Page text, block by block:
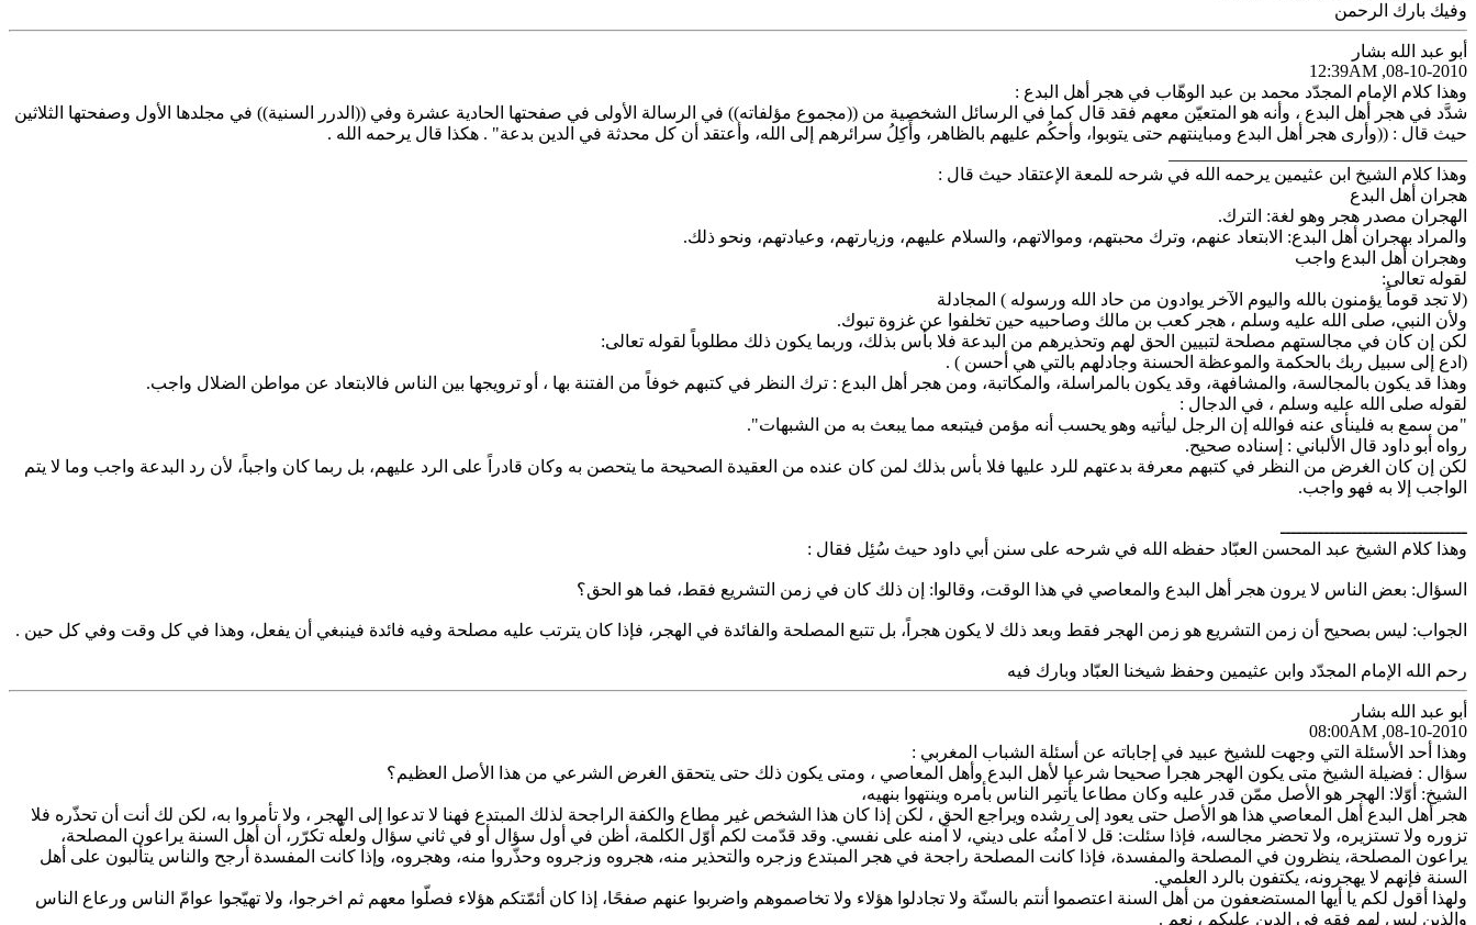
وفيك بارك الرحمن
أبو عبد الله بشار
08-10-2010, 12:39AM
وهذا كلام الإمام المجدّد محمد بن عبد الوهّاب في هجر أهل البدع :
شدَّد في هجر أهل البدع ، وأنه هو المتعيّن معهم فقد قال كما في الرسائل الشخصية من ((مجموع مؤلفاته)) في الرسالة الأولى في صفحتها الحادية عشرة وفي ((الدرر السنية)) في مجلدها الأول وصفحتها الثلاثين
حيث قال : ((وأرى هجر أهل البدع ومباينتهم حتى يتوبوا، وأحكُم عليهم بالظاهر، وأَكِلُ سرائرهم إلى الله، وأعتقد أن كل محدثة في الدين بدعة" . هكذا قال يرحمه الله .
وهذا كلام الشيخ ابن عثيمين يرحمه الله في شرحه للمعة الإعتقاد حيث قال :
هجران أهل البدع
الهجران مصدر هجر وهو لغة: الترك.
والمراد بهجران أهل البدع: الابتعاد عنهم، وترك محبتهم، وموالاتهم، والسلام عليهم، وزيارتهم، وعيادتهم، ونحو ذلك.
وهجران أهل البدع واجب
لقوله تعالى:
(لا تجد قوماً يؤمنون بالله واليوم الآخر يوادون من حاد الله ورسوله ) المجادلة
ولأن النبي، صلى الله عليه وسلم ، هجر كعب بن مالك وصاحبيه حين تخلفوا عن غزوة تبوك.
لكن إن كان في مجالستهم مصلحة لتبيين الحق لهم وتحذيرهم من البدعة فلا بأس بذلك، وربما يكون ذلك مطلوباً لقوله تعالى:
(ادع إلى سبيل ربك بالحكمة والموعظة الحسنة وجادلهم بالتي هي أحسن ) .
وهذا قد يكون بالمجالسة، والمشافهة، وقد يكون بالمراسلة، والمكاتبة، ومن هجر أهل البدع : ترك النظر في كتبهم خوفاً من الفتنة بها ، أو ترويجها بين الناس فالابتعاد عن مواطن الضلال واجب.
لقوله صلى الله عليه وسلم ، في الدجال :
"من سمع به فلينأى عنه فوالله إن الرجل ليأتيه وهو يحسب أنه مؤمن فيتبعه مما يبعث به من الشبهات".
رواه أبو داود قال الألباني : إسناده صحيح.
لكن إن كان الغرض من النظر في كتبهم معرفة بدعتهم للرد عليها فلا بأس بذلك لمن كان عنده من العقيدة الصحيحة ما يتحصن به وكان قادراً على الرد عليهم، بل ربما كان واجباً، لأن رد البدعة واجب وما لا يتم
الواجب إلا به فهو واجب.
ــــــــــــــــــــــــــــــــــ
وهذا كلام الشيخ عبد المحسن العبّاد حفظه الله في شرحه على سنن أبي داود حيث سُئِل فقال :
السؤال: بعض الناس لا يرون هجر أهل البدع والمعاصي في هذا الوقت، وقالوا: إن ذلك كان في زمن التشريع فقط، فما هو الحق؟
الجواب: ليس بصحيح أن زمن التشريع هو زمن الهجر فقط وبعد ذلك لا يكون هجراً، بل تتبع المصلحة والفائدة في الهجر، فإذا كان يترتب عليه مصلحة وفيه فائدة فينبغي أن يفعل، وهذا في كل وقت وفي كل حين .
رحم الله الإمام المجدّد وابن عثيمين وحفظ شيخنا العبّاد وبارك فيه
أبو عبد الله بشار
08-10-2010, 08:00AM
وهذا أحد الأسئلة التي وجهت للشيخ عبيد في إجاباته عن أسئلة الشباب المغربي :
سؤال : فضيلة الشيخ متى يكون الهجر هجرا صحيحا شرعيا لأهل البدع وأهل المعاصي ، ومتى يكون ذلك حتى يتحقق الغرض الشرعي من هذا الأصل العظيم؟
الشيخ: أوّلا: الهجر هو الأصل ممّن قدر عليه وكان مطاعا يأتمِر الناس بأمره وينتهوا بنهيه،
هجر أهل البدع أهل المعاصي هذا هو الأصل حتى يعود إلى رشده ويراجع الحق ، لكن إذا كان هذا الشخص غير مطاع والكفة الراجحة لذلك المبتدع فهنا لا تدعوا إلى الهجر ، ولا تأمروا به، لكن لك أنت أن تحذّره فلا
تزوره ولا تستزيره، ولا تحضر مجالسه، فإذا سئلت: قل لا آمنُه على ديني، لا آمنه على نفسي. وقد قدّمت لكم أوّل الكلمة، أظن في أول سؤال أو في ثاني سؤال ولعلّه تكرّر، أن أهل السنة يراعون المصلحة،
يراعون المصلحة، ينظرون في المصلحة والمفسدة، فإذا كانت المصلحة راجحة في هجر المبتدع وزجره والتحذير منه، هجروه وزجروه وحذّروا منه، وهجروه، وإذا كانت المفسدة أرجح والناس يتألبون على أهل
السنة فإنهم لا يهجرونه، يكتفون بالرد العلمي.
ولهذا أقول لكم يا أيها المستضعفون من أهل السنة اعتصموا أنتم بالسنّة ولا تجادلوا هؤلاء ولا تخاصموهم واضربوا عنهم صفحًا، إذا كان أئمّتكم هؤلاء فصلّوا معهم ثم اخرجوا، ولا تهيّجوا عوامّ الناس ورعاع الناس
والذين ليس لهم فقه في الدين عليكم ، نعم .